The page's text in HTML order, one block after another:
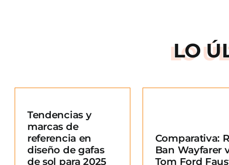
LO
Tendencias y
marcas de
referencia en
diseño de gafas
de sol para 2025
Comparativa: Ray-
Ban Wayfarer vs
Tom Ford Fausto
Comparativa:
Ban Wayfarer
Tom Ford